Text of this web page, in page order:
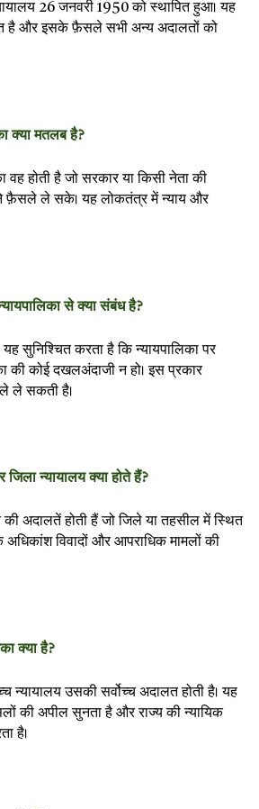
26 जनवरी 1950 को स्थापित हुआ। यह
है और इसके फ़ैसले सभी अन्य अदालतों को
क्या मतलब है?
वह होती है जो सरकार या किसी नेता की
फ़ैसले ले सके। यह लोकतंत्र में न्याय और
से क्या संबंध है?
यह सुनिश्चित करता है कि न्यायपालिका पर
की कोई दखलअंदाजी न हो। इस प्रकार
ले सकती है।
न्यायालय क्या होते हैं?
अदालतें होती हैं जो जिले या तहसील में स्थित
अधिकांश विवादों और आपराधिक मामलों की
क्या है?
न्यायालय उसकी सर्वोच्च अदालत होती है। यह
की अपील सुनता है और राज्य की न्यायिक
है।